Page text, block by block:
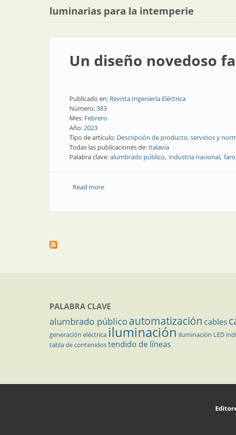
luminarias para la intemperie
Un diseño novedoso
Publicado en: Revista Ingeniería Eléctrica
Número:383
Mes: Febrero
Año:2023
Tipo de artículo: Descripción de producto, servicios y
Todas las publicaciones de: Italavia
Palabra clave:alumbrado público industria nacional
Read moreabout Un diseño novedoso favorece la
PALABRA CLAVE
alumbrado público automatización cables
generación eléctrica iluminación iluminación LED
tabla de contenidostendido de líneas